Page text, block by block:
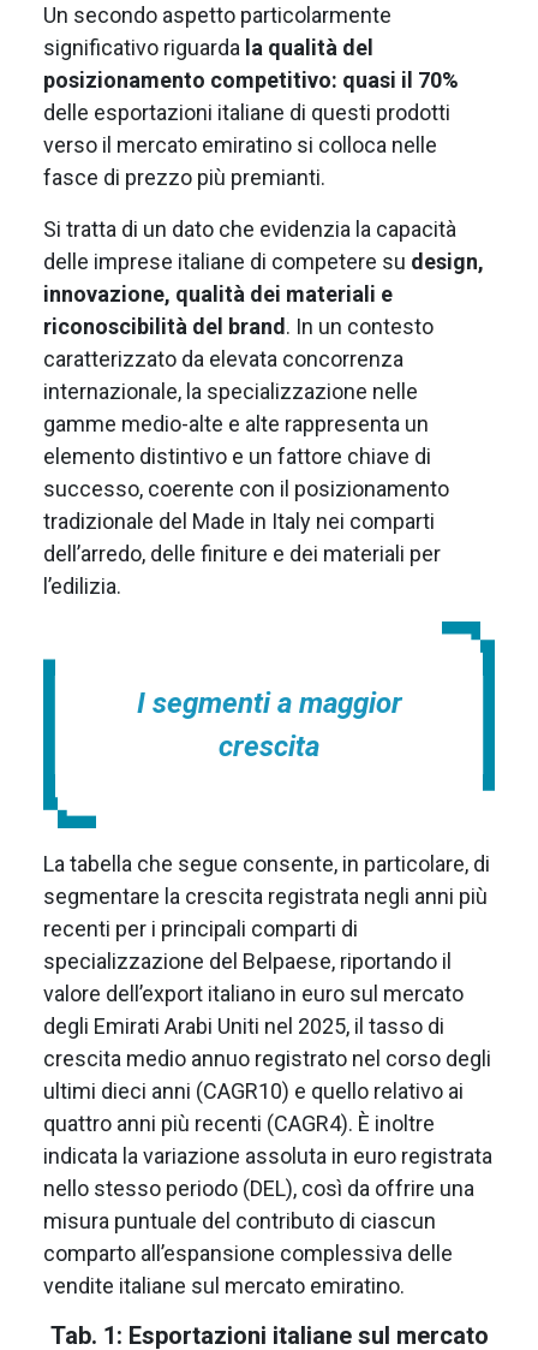
Un secondo aspetto particolarmente
significativo riguarda la qualità del
posizionamento competitivo: quasi il 70%
delle esportazioni italiane di questi prodotti
verso il mercato emiratino si colloca nelle
fasce di prezzo più premianti.
Si tratta di un dato che evidenzia la capacità
delle imprese italiane di competere su design,
innovazione, qualità dei materiali e
riconoscibilità del brand . In un contesto
caratterizzato da elevata concorrenza
internazionale, la specializzazione nelle
gamme medio-alte e alte rappresenta un
elemento distintivo e un fattore chiave di
successo, coerente con il posizionamento
tradizionale del Made in Italy nei comparti
dell’arredo, delle finiture e dei materiali per
l’edilizia.
I segmenti a maggior
crescita
La tabella che segue consente, in particolare, di
segmentare la crescita registrata negli anni più
recenti per i principali comparti di
specializzazione del Belpaese, riportando il
valore dell’export italiano in euro sul mercato
degli Emirati Arabi Uniti nel 2025, il tasso di
crescita medio annuo registrato nel corso degli
ultimi dieci anni (CAGR10) e quello relativo ai
quattro anni più recenti (CAGR4). È inoltre
indicata la variazione assoluta in euro registrata
nello stesso periodo (DEL), così da offrire una
misura puntuale del contributo di ciascun
comparto all’espansione complessiva delle
vendite italiane sul mercato emiratino.
Tab. 1: Esportazioni italiane sul mercato